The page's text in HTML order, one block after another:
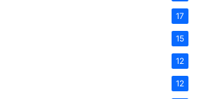
17
15
12
12